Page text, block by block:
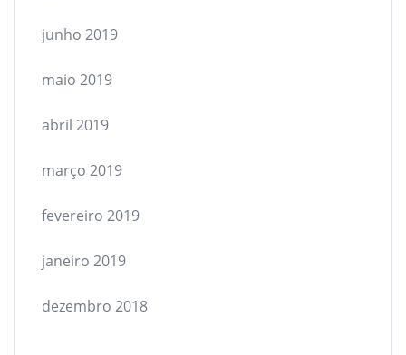
junho 2019
maio 2019
abril 2019
março 2019
fevereiro 2019
janeiro 2019
dezembro 2018